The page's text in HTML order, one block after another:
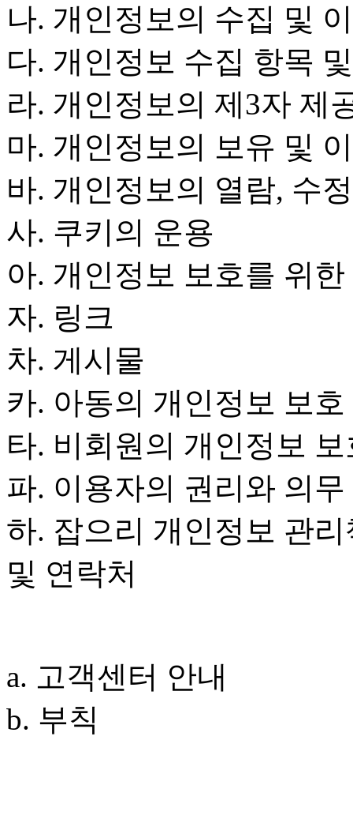
나. 개인정보의 수집 및
다. 개인정보 수집 항목
라. 개인정보의 제3자 제
마. 개인정보의 보유 및
바. 개인정보의 열람, 수
사. 쿠키의 운용
아. 개인정보 보호를 위
자. 링크
차. 게시물
카. 아동의 개인정보 보호
타. 비회원의 개인정보 보
파. 이용자의 권리와 의무
하. 잡으리 개인정보 관
및 연락처
a. 고객센터 안내
b. 부칙